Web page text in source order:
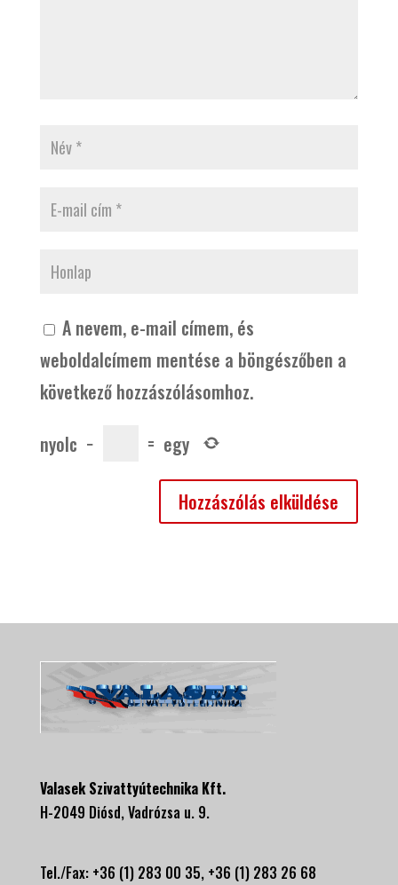
A nevem, e-mail címem, és
weboldalcímem mentése a böngészőben a
következő hozzászólásomhoz.
nyolc − = egy
Valasek Szivattyútechnika Kft.
H-2049 Diósd, Vadrózsa u. 9.
Tel./Fax: +36 (1) 283 00 35, +36 (1) 283 26 68